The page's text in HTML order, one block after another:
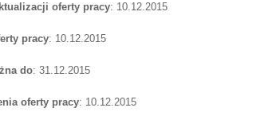
oferty pracy: 10.12.2015
pracy: 10.12.2015
do: 31.12.2015
oferty pracy: 10.12.2015